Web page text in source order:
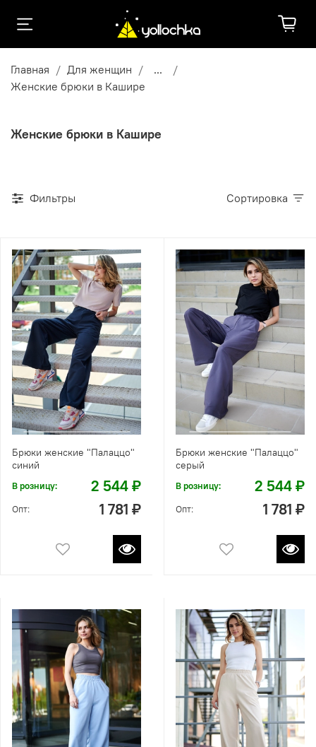
Главная Для женщин
...
Женские брюки в Кашире
Женские брюки в Кашире
Фильтры Сортировка
Брюки женские "Палаццо"
синий
В розницу: 2 544 ₽
Опт: 1 781 ₽
Брюки женские "Палаццо"
серый
В розницу: 2 544 ₽
Опт: 1 781 ₽